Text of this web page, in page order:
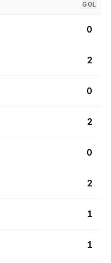
GOL
0
2
0
2
0
2
1
1